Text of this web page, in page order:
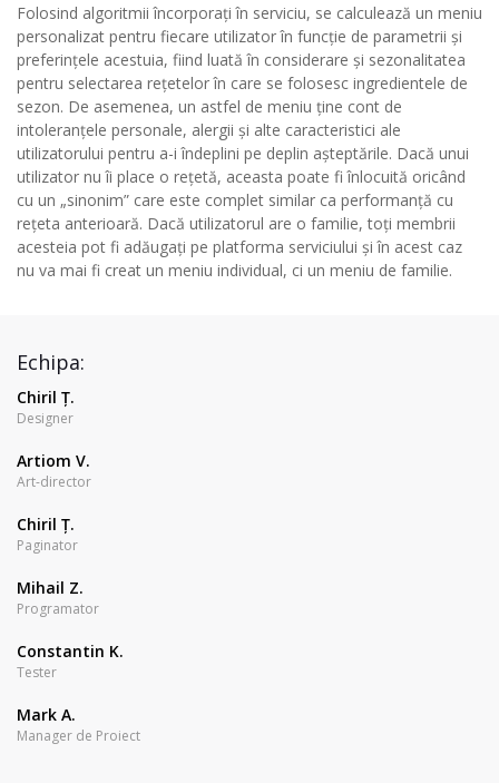
Folosind algoritmii încorporați în serviciu, se calculează un meniu
personalizat pentru fiecare utilizator în funcție de parametrii și
preferințele acestuia, fiind luată în considerare și sezonalitatea
pentru selectarea rețetelor în care se folosesc ingredientele de
sezon. De asemenea, un astfel de meniu ține cont de
intoleranțele personale, alergii și alte caracteristici ale
utilizatorului pentru a-i îndeplini pe deplin așteptările. Dacă unui
utilizator nu îi place o rețetă, aceasta poate fi înlocuită oricând
cu un „sinonim” care este complet similar ca performanță cu
rețeta anterioară. Dacă utilizatorul are o familie, toți membrii
acesteia pot fi adăugați pe platforma serviciului și în acest caz
nu va mai fi creat un meniu individual, ci un meniu de familie.
Echipa:
Chiril Ț.
Designer
Artiom V.
Art-director
Chiril Ț.
Paginator
Mihail Z.
Programator
Constantin K.
Tester
Mark A.
Manager de Proiect